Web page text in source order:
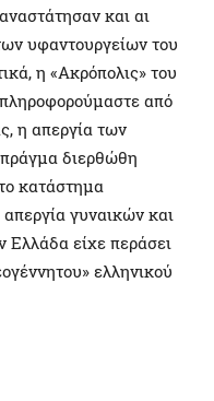
και αι
υφαντουργείων του
η «Ακρόπολις» του
από
η απεργία των
διερθώθη
κατάστημα
γυναικών και
Ελλάδα είχε περάσει
ελληνικού